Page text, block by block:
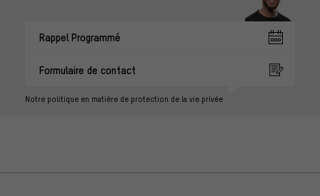
Rappel Programmé
Formulaire de contact
Notre politique en matière de protection de la vie privée